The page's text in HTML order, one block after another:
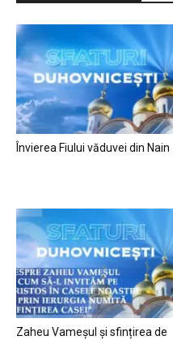
Învierea Fiului văduvei din Nain
Zaheu Vameșul și sfințirea de